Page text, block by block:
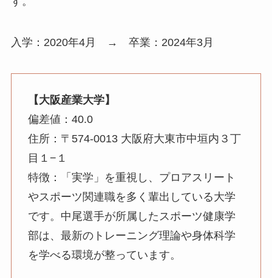
入学：2020年4月 → 卒業：2024年3月
【大阪産業大学】
偏差値：40.0
住所：〒574-0013 大阪府大東市中垣内３丁
目１−１
特徴：「実学」を重視し、プロアスリート
やスポーツ関連職を多く輩出している大学
です。中尾選手が所属したスポーツ健康学
部は、最新のトレーニング理論や身体科学
を学べる環境が整っています。